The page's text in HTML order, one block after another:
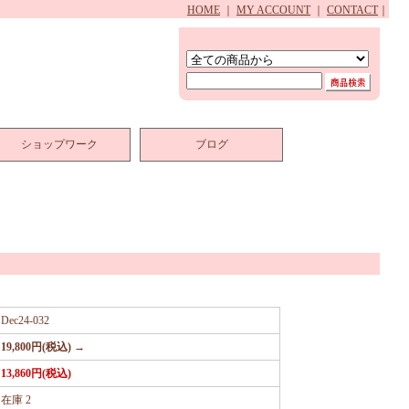
HOME MY ACCOUNT CONTACT
ショップワーク ブログ
Dec24-032
19,800円(税込) →
13,860円(税込)
在庫 2